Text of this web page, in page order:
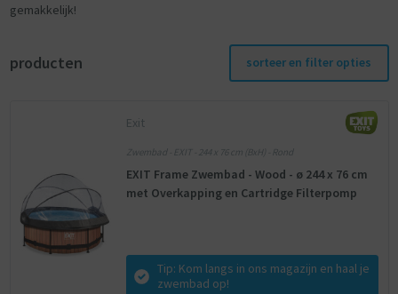
gemakkelijk!
producten sorteer en filter opties
Exit
Zwembad - EXIT - 244 x 76 cm (BxH) - Rond
EXIT Frame Zwembad - Wood - ø 244 x 76 cm
met Overkapping en Cartridge Filterpomp
Tip: Kom langs in ons magazijn en haal je
zwembad op!